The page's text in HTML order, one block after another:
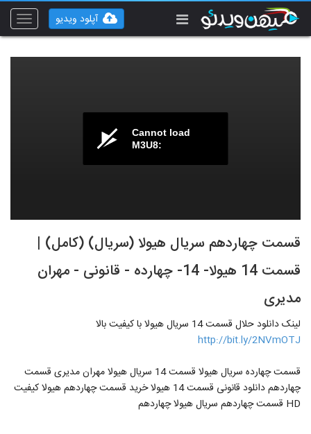
Toggle
آپلود ویدیو
Cannot load
M3U8:
قسمت چهاردهم سریال هیولا (سریال) (کامل) |
قسمت 14 هیولا- 14- چهارده - قانونی - مهران
مدیری
لینک دانلود حلال قسمت 14 سریال هیولا با کیفیت بالا
http://bit.ly/2NVmOTJ
قسمت چهارده سریال هیولا قسمت 14 سریال هیولا مهران مدیری قسمت
چهاردهم دانلود قانونی قسمت 14 هیولا خرید قسمت چهاردهم هیولا کیفیت
HD قسمت چهاردهم سریال هیولا چهاردهم